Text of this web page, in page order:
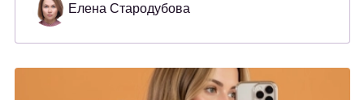
Елена Стародубова